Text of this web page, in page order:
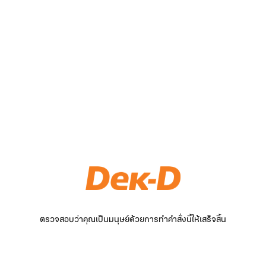
ตรวจสอบว่าคุณเป็นมนุษย์ด้วยการทำคำสั่งนี้ให้เสร็จสิ้น